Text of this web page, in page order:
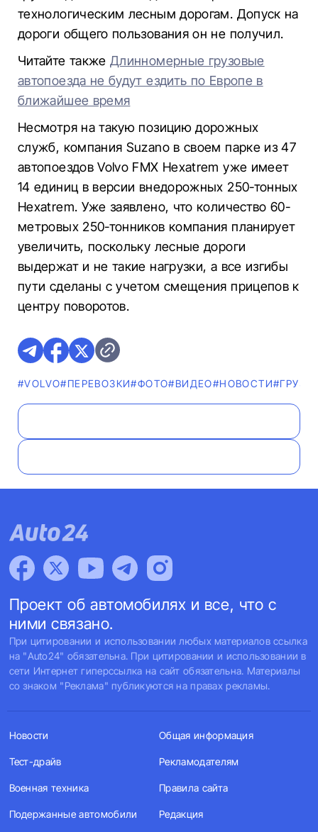
технологическим лесным дорогам. Допуск на
дороги общего пользования он не получил.
Читайте такжеДлинномерные грузовые
автопоезда не будут ездить по Европе в
ближайшее время
Несмотря на такую позицию дорожных
служб, компания Suzano в своем парке из 47
автопоездов Volvo FMX Hexatrem уже имеет
14 единиц в версии внедорожных 250-тонных
Hexatrem. Уже заявлено, что количество 60-
метровых 250-тонников компания планирует
увеличить, поскольку лесные дороги
выдержат и не такие нагрузки, а все изгибы
пути сделаны с учетом смещения прицепов к
центру поворотов.
#VOLVO#ПЕРЕВОЗКИ#ФОТО#ВИДЕО#НОВОСТИ
Проект об автомобилях и все, что с
ними связано.
При цитировании и использовании любых материалов ссылка
на "Auto24" обязательна. При цитировании и использовании в
сети Интернет гиперссылка на сайт обязательна. Материалы
со знаком "Реклама" публикуются на правах рекламы.
Новости
Тест-драйв
Военная техника
Подержанные автомобили
Общая информация
Рекламодателям
Правила сайта
Редакция